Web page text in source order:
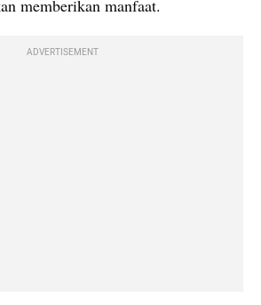
memberikan manfaat.
ADVERTISEMENT